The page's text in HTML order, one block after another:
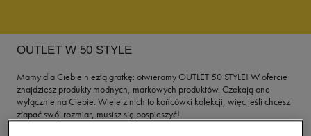
OUTLET W 50 STYLE
Mamy dla Ciebie niezłą gratkę: otwieramy OUTLET 50 STYLE! W ofercie
znajdziesz produkty modnych, markowych produktów. Czekają one
wyłącznie na Ciebie. Wiele z nich to końcówki kolekcji, więc jeśli chcesz
złapać swój rozmiar, musisz się pospieszyć!